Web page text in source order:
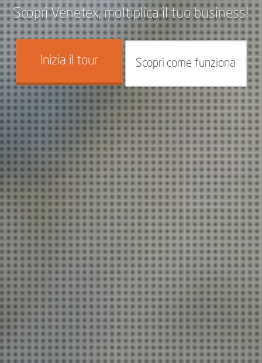
Scopri Venetex, moltiplica il tuo business!
Inizia il tour Scopri come funziona